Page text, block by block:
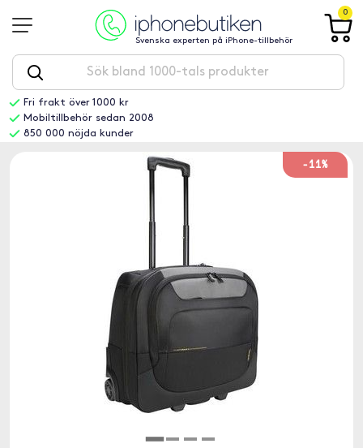
Svenska experten på iPhone-tillbehör
0
Fri frakt över 1000 kr
Mobiltillbehör sedan 2008
850 000 nöjda kunder
-11%